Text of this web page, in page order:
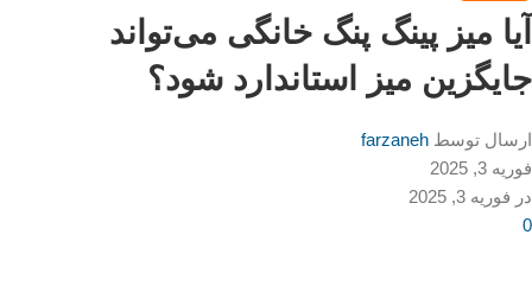
آیا میز پینگ پنگ خانگی می‌تواند
جایگزین میز استاندارد شود؟
ارسال توسط farzaneh
فوریه 3, 2025
در فوریه 3, 2025
0